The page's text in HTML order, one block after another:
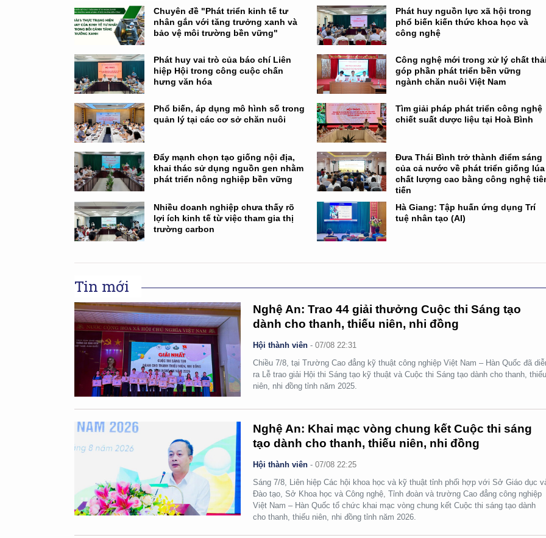
Chuyên đề "Phát triển kinh tế tư
nhân gắn với tăng trưởng xanh và
bảo vệ môi trường bền vững"
Phát huy nguồn lực xã hội trong
phổ biến kiến thức khoa học và
công nghệ
Phát huy vai trò của báo chí Liên
hiệp Hội trong công cuộc chấn
hưng văn hóa
Công nghệ mới trong xử lý chất
góp phần phát triển bền vững
ngành chăn nuôi Việt Nam
Phổ biến, áp dụng mô hình số trong
quản lý tại các cơ sở chăn nuôi
Tìm giải pháp phát triển công nghệ
chiết suất dược liệu tại Hoà Bình
Đẩy mạnh chọn tạo giống nội địa,
khai thác sử dụng nguồn gen nhằm
phát triển nông nghiệp bền vững
Đưa Thái Bình trở thành điểm sáng
của cả nước về phát triển giống lúa
chất lượng cao bằng công nghệ
tiến
Nhiều doanh nghiệp chưa thấy rõ
lợi ích kinh tế từ việc tham gia thị
trường carbon
Hà Giang: Tập huấn ứng dụng Trí
tuệ nhân tạo (AI)
Tin mới
Nghệ An: Trao 44 giải thưởng Cuộc thi Sáng tạo
dành cho thanh, thiếu niên, nhi đồng
Hội thành viên -07/08 22:31
Chiều 7/8, tại Trường Cao đẳng kỹ thuật công nghiệp Việt Nam – Hàn Quốc đã
ra Lễ trao giải Hội thi Sáng tạo kỹ thuật và Cuộc thi Sáng tạo dành cho thanh,
niên, nhi đồng tỉnh năm 2025.
Nghệ An: Khai mạc vòng chung kết Cuộc thi sáng
tạo dành cho thanh, thiếu niên, nhi đồng
Hội thành viên -07/08 22:25
Sáng 7/8, Liên hiệp Các hội khoa học và kỹ thuật tỉnh phối hợp với Sở Giáo dục
Đào tạo, Sở Khoa học và Công nghệ, Tỉnh đoàn và trường Cao đẳng công nghiệp
Việt Nam – Hàn Quốc tổ chức khai mạc vòng chung kết Cuộc thi sáng tạo dành
cho thanh, thiếu niên, nhi đồng tỉnh năm 2026.